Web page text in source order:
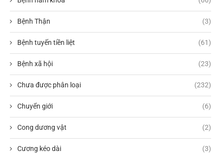
Bệnh Thận (3)
Bệnh tuyến tiền liệt (61)
Bệnh xã hội (23)
Chưa được phân loại (232)
Chuyển giới (6)
Cong dương vật (2)
Cương kéo dài (3)